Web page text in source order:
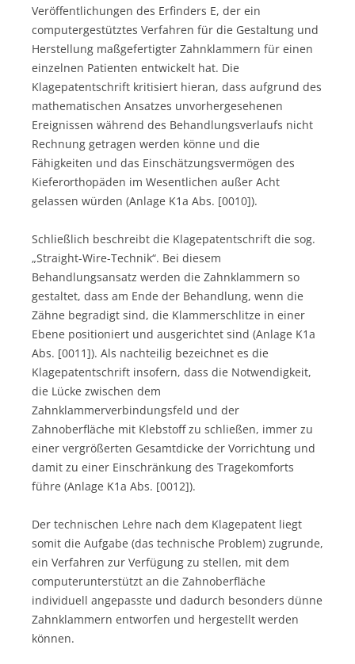
Veröffentlichungen des Erfinders E, der ein
computergestütztes Verfahren für die Gestaltung und
Herstellung maßgefertigter Zahnklammern für einen
einzelnen Patienten entwickelt hat. Die
Klagepatentschrift kritisiert hieran, dass aufgrund des
mathematischen Ansatzes unvorhergesehenen
Ereignissen während des Behandlungsverlaufs nicht
Rechnung getragen werden könne und die
Fähigkeiten und das Einschätzungsvermögen des
Kieferorthopäden im Wesentlichen außer Acht
gelassen würden (Anlage K1a Abs. [0010]).
Schließlich beschreibt die Klagepatentschrift die sog.
„Straight-Wire-Technik“. Bei diesem
Behandlungsansatz werden die Zahnklammern so
gestaltet, dass am Ende der Behandlung, wenn die
Zähne begradigt sind, die Klammerschlitze in einer
Ebene positioniert und ausgerichtet sind (Anlage K1a
Abs. [0011]). Als nachteilig bezeichnet es die
Klagepatentschrift insofern, dass die Notwendigkeit,
die Lücke zwischen dem
Zahnklammerverbindungsfeld und der
Zahnoberfläche mit Klebstoff zu schließen, immer zu
einer vergrößerten Gesamtdicke der Vorrichtung und
damit zu einer Einschränkung des Tragekomforts
führe (Anlage K1a Abs. [0012]).
Der technischen Lehre nach dem Klagepatent liegt
somit die Aufgabe (das technische Problem) zugrunde,
ein Verfahren zur Verfügung zu stellen, mit dem
computerunterstützt an die Zahnoberfläche
individuell angepasste und dadurch besonders dünne
Zahnklammern entworfen und hergestellt werden
können.